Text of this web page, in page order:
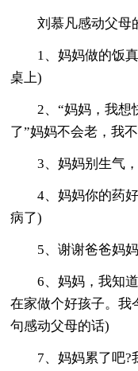
刘慕凡感动父母
1、妈妈做的饭
桌上)
2、“妈妈，我想
了”妈妈不会老，我
3、妈妈别生气
4、妈妈你的药
病了)
5、谢谢爸爸妈
6、妈妈，我知
在家做个好孩子。我
句感动父母的话)
7、妈妈累了吧?